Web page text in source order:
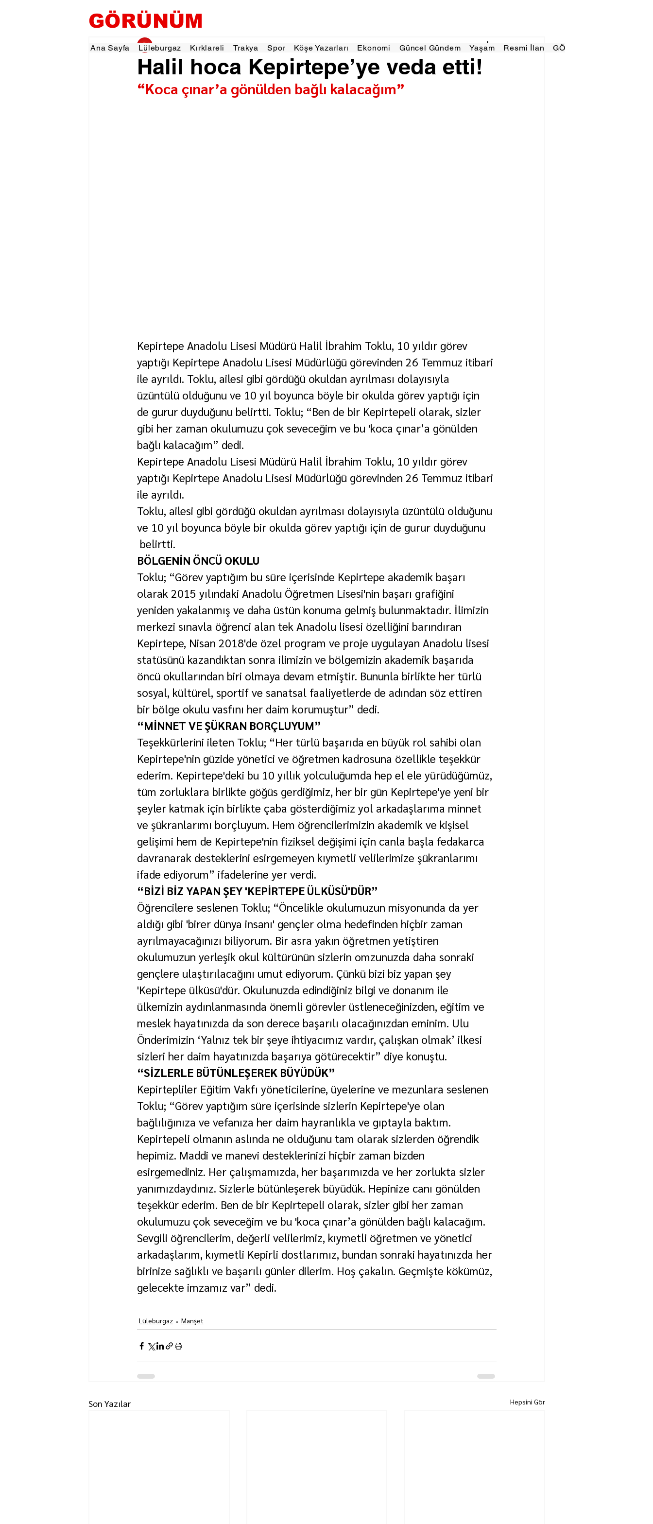
GÖRÜNÜM
Ana Sayfa Lüleburgaz Kırklareli Trakya Spor Köşe Yazarları Ekonomi Güncel Gündem Yaşam Resmi İlan GÖRÜNÜMTV
Halil hoca Kepirtepe’ye veda etti!
gorunumhaber 6 Ağu 2024 2 dakikada okunur
“Koca çınar’a gönülden bağlı kalacağım”
Kepirtepe Anadolu Lisesi Müdürü Halil İbrahim Toklu, 10 yıldır görev
yaptığı Kepirtepe Anadolu Lisesi Müdürlüğü görevinden 26 Temmuz itibari
ile ayrıldı. Toklu, ailesi gibi gördüğü okuldan ayrılması dolayısıyla
üzüntülü olduğunu ve 10 yıl boyunca böyle bir okulda görev yaptığı için
de gurur duyduğunu belirtti. Toklu; “Ben de bir Kepirtepeli olarak, sizler
gibi her zaman okulumuzu çok seveceğim ve bu 'koca çınar’a gönülden
bağlı kalacağım” dedi.
Kepirtepe Anadolu Lisesi Müdürü Halil İbrahim Toklu, 10 yıldır görev
yaptığı Kepirtepe Anadolu Lisesi Müdürlüğü görevinden 26 Temmuz itibari
ile ayrıldı.
Toklu, ailesi gibi gördüğü okuldan ayrılması dolayısıyla üzüntülü olduğunu
ve 10 yıl boyunca böyle bir okulda görev yaptığı için de gurur duyduğunu
belirtti.
BÖLGENİN ÖNCÜ OKULU
Toklu; “Görev yaptığım bu süre içerisinde Kepirtepe akademik başarı
olarak 2015 yılındaki Anadolu Öğretmen Lisesi'nin başarı grafiğini
yeniden yakalanmış ve daha üstün konuma gelmiş bulunmaktadır. İlimizin
merkezi sınavla öğrenci alan tek Anadolu lisesi özelliğini barındıran
Kepirtepe, Nisan 2018'de özel program ve proje uygulayan Anadolu lisesi
statüsünü kazandıktan sonra ilimizin ve bölgemizin akademik başarıda
öncü okullarından biri olmaya devam etmiştir. Bununla birlikte her türlü
sosyal, kültürel, sportif ve sanatsal faaliyetlerde de adından söz ettiren
bir bölge okulu vasfını her daim korumuştur” dedi.
“MİNNET VE ŞÜKRAN BORÇLUYUM”
Teşekkürlerini ileten Toklu; “Her türlü başarıda en büyük rol sahibi olan
Kepirtepe'nin güzide yönetici ve öğretmen kadrosuna özellikle teşekkür
ederim. Kepirtepe'deki bu 10 yıllık yolculuğumda hep el ele yürüdüğümüz,
tüm zorluklara birlikte göğüs gerdiğimiz, her bir gün Kepirtepe'ye yeni bir
şeyler katmak için birlikte çaba gösterdiğimiz yol arkadaşlarıma minnet
ve şükranlarımı borçluyum. Hem öğrencilerimizin akademik ve kişisel
gelişimi hem de Kepirtepe'nin fiziksel değişimi için canla başla fedakarca
davranarak desteklerini esirgemeyen kıymetli velilerimize şükranlarımı
ifade ediyorum” ifadelerine yer verdi.
“BİZİ BİZ YAPAN ŞEY 'KEPİRTEPE ÜLKÜSÜ'DÜR”
Öğrencilere seslenen Toklu; “Öncelikle okulumuzun misyonunda da yer
aldığı gibi 'birer dünya insanı' gençler olma hedefinden hiçbir zaman
ayrılmayacağınızı biliyorum. Bir asra yakın öğretmen yetiştiren
okulumuzun yerleşik okul kültürünün sizlerin omzunuzda daha sonraki
gençlere ulaştırılacağını umut ediyorum. Çünkü bizi biz yapan şey
'Kepirtepe ülküsü'dür. Okulunuzda edindiğiniz bilgi ve donanım ile
ülkemizin aydınlanmasında önemli görevler üstleneceğinizden, eğitim ve
meslek hayatınızda da son derece başarılı olacağınızdan eminim. Ulu
Önderimizin ‘Yalnız tek bir şeye ihtiyacımız vardır, çalışkan olmak’ ilkesi
sizleri her daim hayatınızda başarıya götürecektir” diye konuştu.
“SİZLERLE BÜTÜNLEŞEREK BÜYÜDÜK”
Kepirtepliler Eğitim Vakfı yöneticilerine, üyelerine ve mezunlara seslenen
Toklu; “Görev yaptığım süre içerisinde sizlerin Kepirtepe'ye olan
bağlılığınıza ve vefanıza her daim hayranlıkla ve gıptayla baktım.
Kepirtepeli olmanın aslında ne olduğunu tam olarak sizlerden öğrendik
hepimiz. Maddi ve manevi desteklerinizi hiçbir zaman bizden
esirgemediniz. Her çalışmamızda, her başarımızda ve her zorlukta sizler
yanımızdaydınız. Sizlerle bütünleşerek büyüdük. Hepinize canı gönülden
teşekkür ederim. Ben de bir Kepirtepeli olarak, sizler gibi her zaman
okulumuzu çok seveceğim ve bu 'koca çınar’a gönülden bağlı kalacağım.
Sevgili öğrencilerim, değerli velilerimiz, kıymetli öğretmen ve yönetici
arkadaşlarım, kıymetli Kepirli dostlarımız, bundan sonraki hayatınızda her
birinize sağlıklı ve başarılı günler dilerim. Hoş çakalın. Geçmişte kökümüz,
gelecekte imzamız var” dedi.
Lüleburgaz Manşet
Son Yazılar Hepsini Gör